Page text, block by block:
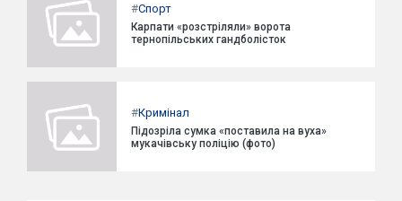
#Спорт
Карпати «розстріляли» ворота
тернопільських гандболісток
#Кримінал
Підозріла сумка «поставила на вуха»
мукачівську поліцію (фото)